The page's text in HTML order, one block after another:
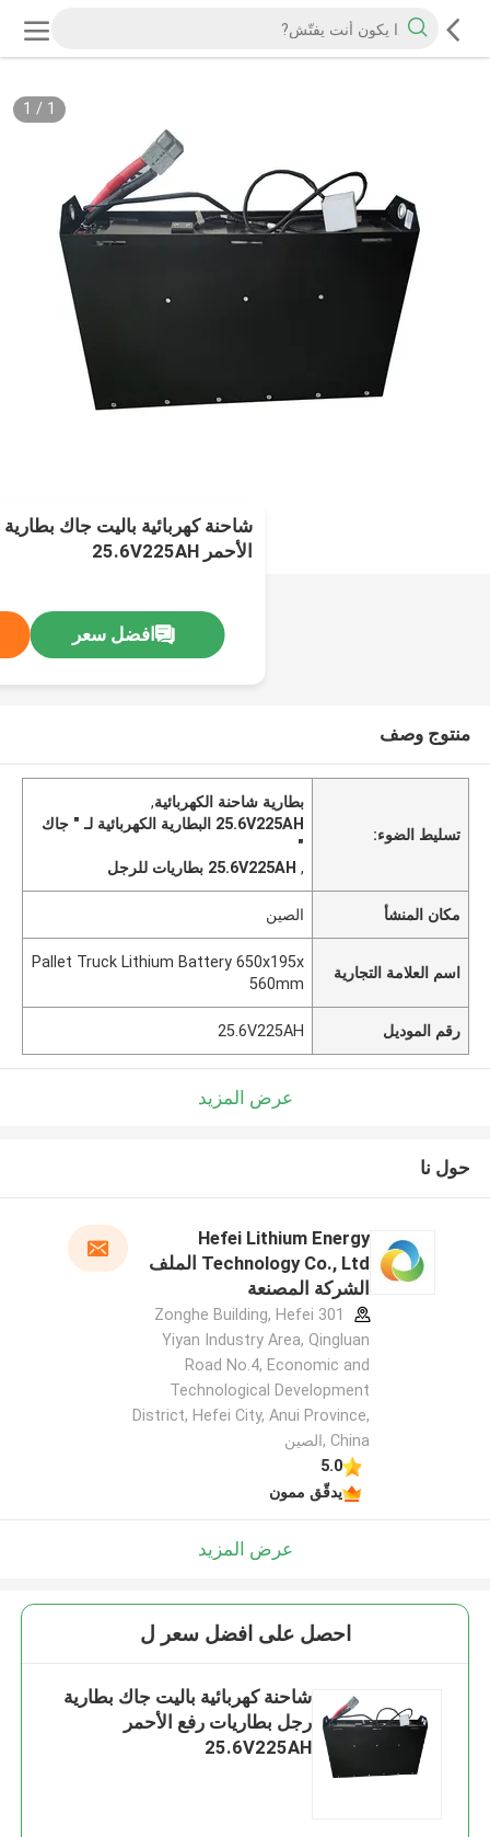
1
/
1
شاحنة كهربائية باليت جاك
الأحمر 25.6V225AH
افضل سعر
منتوج وصف
تسليط الضوء:
بطارية شاحنة الكهربائية,
25.6V225AH البطارية الكهربائية لـ " جاك
"
, 25.6V225AH بطاريات للرجل
مكان المنشأ الصين
اسم العلامة التجارية
Pallet Truck Lithium Battery 650x195x
560mm
رقم الموديل 25.6V225AH
عرض المزيد
حول نا
Hefei Lithium Energy
Technology Co., Ltd الملف
الشركة المصنعة
301 Zonghe Building, Hefei
Yiyan Industry Area, Qingluan
Road No.4, Economic and
Technological Development
District, Hefei City, Anui Province,
China ,الصين
5.0
يدقّق ممون
عرض المزيد
احصل على افضل سعر ل
شاحنة كهربائية باليت جاك بطارية
رجل بطاريات رفع الأحمر
25.6V225AH